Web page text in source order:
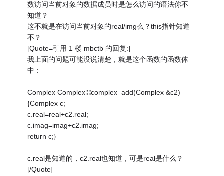
数访问当前对象的数据成员时是怎么访问的语法你不
知道？
这不就是在访问当前对象的real/img么？this指针知道
不？
[Quote=引用 1 楼 mbctb 的回复:]
我上面的问题可能没说清楚，就是这个函数的函数体
中：
Complex Complex∷complex_add(Complex &c2)
{Complex c;
c.real=real+c2.real;
c.imag=imag+c2.imag;
return c;}
c.real是知道的，c2.real也知道，可是real是什么？
[/Quote]